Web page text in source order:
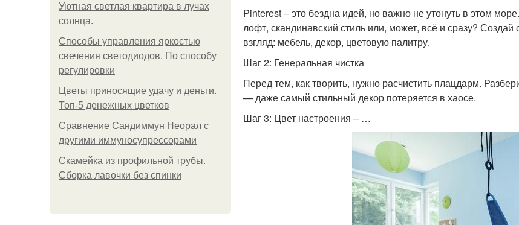
Уютная светлая квартира в лучах
солнца.
Способы управления яркостью
свечения светодиодов. По способу
регулировки
Цветы приносящие удачу и деньги.
Топ-5 денежных цветков
Сравнение Сандиммун Неорал с
другими иммуносупрессорами
Скамейка из профильной трубы.
Сборка лавочки без спинки
Pinterest – это бездна идей, но важно не утонуть в этом
лофт, скандинавский стиль или, может, всё и сразу?
взгляд: мебель, декор, цветовую палитру.
Шаг 2: Генеральная чистка
Перед тем, как творить, нужно расчистить плацдарм.
— даже самый стильный декор потеряется в хаосе.
Шаг 3: Цвет настроения – …